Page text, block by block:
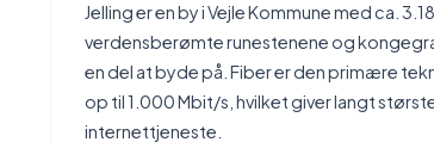
Jelling er en by i Vejle Kommune med ca.
verdensberømte runestenene og
en del at byde på. Fiber er den primære
op til 1.000 Mbit/s, hvilket giver langt
internettjeneste.